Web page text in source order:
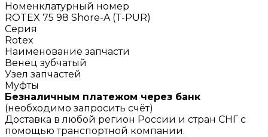
Номенклатурный номер
ROTEX 75 98 Shore-A (T-PUR)
Серия
Rotex
Наименование запчасти
Венец зубчатый
Узел запчастей
Муфты
Безналичным платежом через банк
(необходимо запросить счёт)
Доставка в любой регион России и стран СНГ с
помощью транспортной компании.